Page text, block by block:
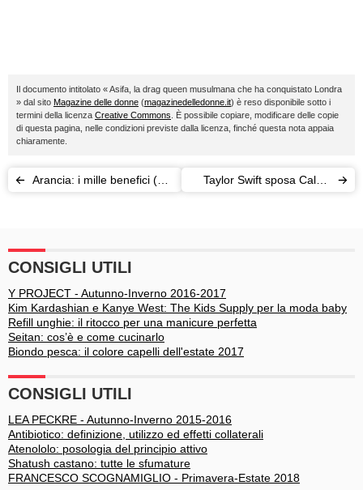
Il documento intitolato « Asifa, la drag queen musulmana che ha conquistato Londra
» dal sito Magazine delle donne (magazinedelledonne.it) è reso disponibile sotto i
termini della licenza Creative Commons . È possibile copiare, modificare delle copie
di questa pagina, nelle condizioni previste dalla licenza, finché questa nota appaia
chiaramente.
Arancia: i mille benefici (e
Taylor Swift sposa Calvin
CONSIGLI UTILI
Y PROJECT - Autunno-Inverno 2016-2017
Kim Kardashian e Kanye West: The Kids Supply per la moda baby
Refill unghie: il ritocco per una manicure perfetta
Seitan: cos’è e come cucinarlo
Biondo pesca: il colore capelli dell'estate 2017
CONSIGLI UTILI
LEA PECKRE - Autunno-Inverno 2015-2016
Antibiotico: definizione, utilizzo ed effetti collaterali
Atenololo: posologia del principio attivo
Shatush castano: tutte le sfumature
FRANCESCO SCOGNAMIGLIO - Primavera-Estate 2018